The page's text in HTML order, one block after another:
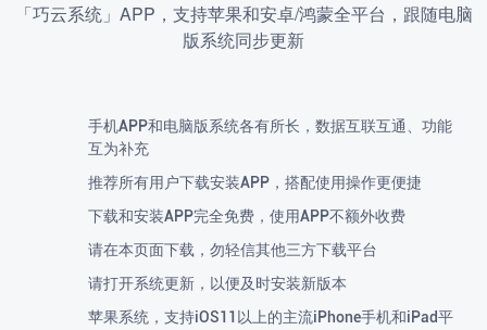
「巧云系统」APP，支持苹果和安卓/鸿蒙全平台，跟随电脑
版系统同步更新
手机APP和电脑版系统各有所长，数据互联互通、功能
互为补充
推荐所有用户下载安装APP，搭配使用操作更便捷
下载和安装APP完全免费，使用APP不额外收费
请在本页面下载，勿轻信其他三方下载平台
请打开系统更新，以便及时安装新版本
苹果系统，支持iOS11以上的主流iPhone手机和iPad平